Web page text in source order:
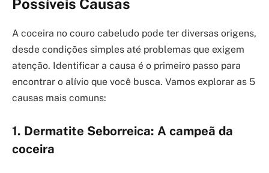
Possíveis Causas
A coceira no couro cabeludo pode ter diversas origens,
desde condições simples até problemas que exigem
atenção. Identificar a causa é o primeiro passo para
encontrar o alívio que você busca. Vamos explorar as 5
causas mais comuns:
1. Dermatite Seborreica: A campeã da
coceira